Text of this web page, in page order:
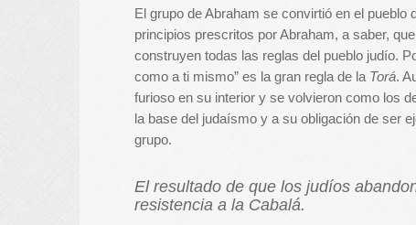
El grupo de Abraham se convirtió en el
principios prescritos por Abraham, a saber,
construyen todas las reglas del pueblo judío.
como a ti mismo” es la gran regla de la Torá.
furioso en su interior y se volvieron como los
la base del judaísmo y a su obligación de ser
grupo.
El resultado de que los judíos
resistencia a la Cabalá.